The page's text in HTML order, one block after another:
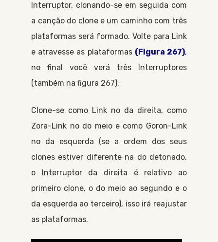
Interruptor, clonando-se em seguida com
a canção do clone e um caminho com três
plataformas será formado. Volte para Link
e atravesse as plataformas (Figura 267),
no final você verá três Interruptores
(também na figura 267).
Clone-se como Link no da direita, como
Zora-Link no do meio e como Goron-Link
no da esquerda (se a ordem dos seus
clones estiver diferente na do detonado,
o Interruptorda direita é relativo ao
primeiro clone, o do meio ao segundo e o
da esquerda ao terceiro), isso irá reajustar
as plataformas.